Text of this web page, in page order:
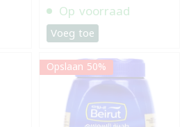
Op voorraad
Voeg toe
Opslaan 50%